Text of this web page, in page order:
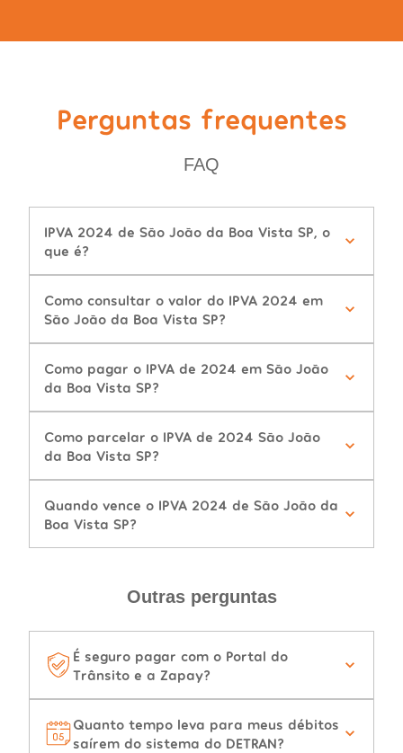
Perguntas frequentes
FAQ
IPVA 2024 de São João da Boa Vista SP, o
que é?
Como consultar o valor do IPVA 2024 em
São João da Boa Vista SP?
Como pagar o IPVA de 2024 em São João
da Boa Vista SP?
Como parcelar o IPVA de 2024 São João
da Boa Vista SP?
Quando vence o IPVA 2024 de São João da
Boa Vista SP?
Outras perguntas
É seguro pagar com o Portal do
Trânsito e a Zapay?
Quanto tempo leva para meus débitos
saírem do sistema do DETRAN?